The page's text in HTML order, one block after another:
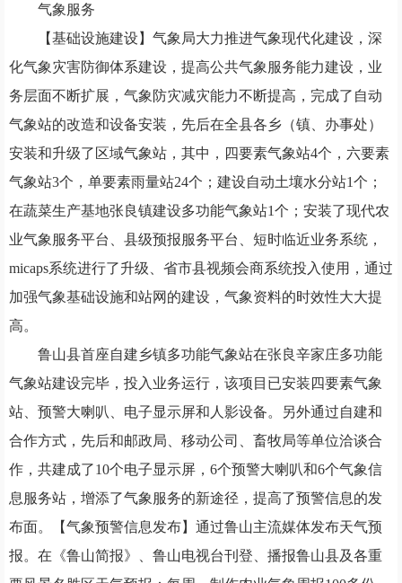
气象服务
【基础设施建设】 气象局大力推进气象现代化建设，深
化气象灾害防御体系建设，提高公共气象服务能力建设，业
务层面不断扩展，气象防灾减灾能力不断提高，完成了自动
气象站的改造和设备安装，先后在全县各乡（镇、办事处）
安装和升级了区域气象站，其中，四要素气象站4个，六要素
气象站3个，单要素雨量站24个；建设自动土壤水分站1个；
在蔬菜生产基地张良镇建设多功能气象站1个；安装了现代农
业气象服务平台、县级预报服务平台、短时临近业务系统，
micaps系统进行了升级、省市县视频会商系统投入使用，通过
加强气象基础设施和站网的建设，气象资料的时效性大大提
高。
鲁山县首座自建乡镇多功能气象站在张良辛家庄多功能
气象站建设完毕，投入业务运行，该项目已安装四要素气象
站、预警大喇叭、电子显示屏和人影设备。另外通过自建和
合作方式，先后和邮政局、移动公司、畜牧局等单位洽谈合
作，共建成了10个电子显示屏， 6个预警大喇叭和6个气象信
息服务站，增添了气象服务的新途径，提高了预警信息的发
布面。【气象预警信息发布】通过鲁山主流媒体发布天气预
报。在《鲁山简报》、鲁山电视台刊登、播报鲁山县及各重